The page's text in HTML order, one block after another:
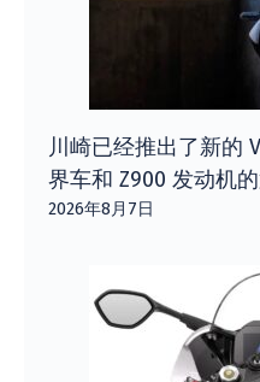
川崎已经推出了新的
界车和 Z900 发动机
2026年8月7日